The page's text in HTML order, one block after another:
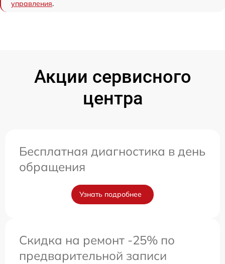
управления.
Акции сервисного
центра
Бесплатная диагностика в день
обращения
Узнать подробнее
Скидка на ремонт -25% по
предварительной записи